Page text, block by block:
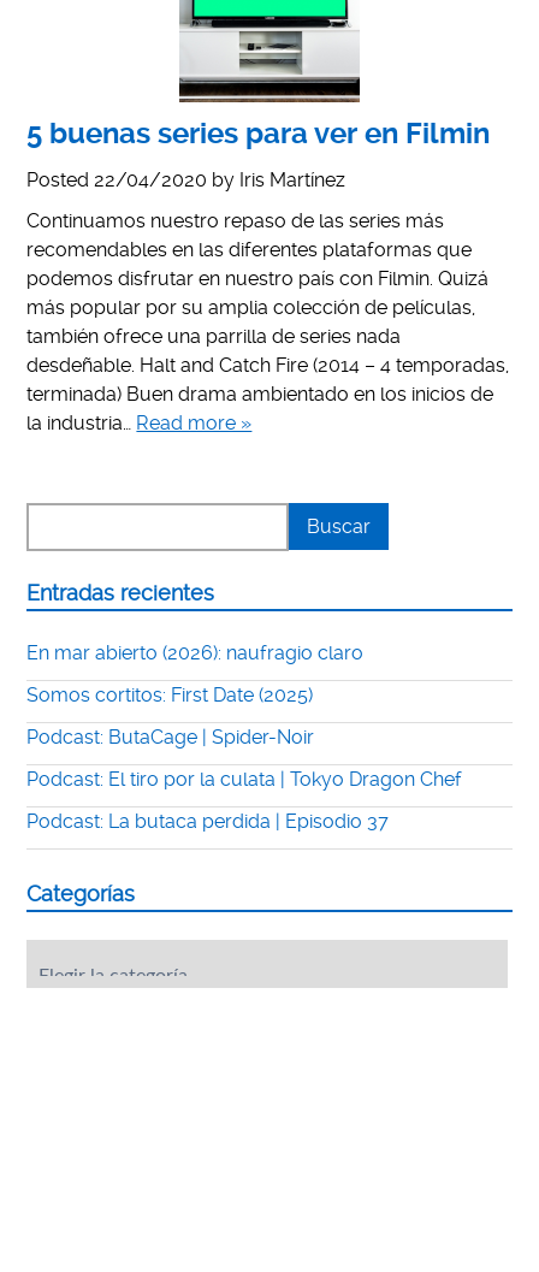
5 buenas series para ver en Filmin
Posted 22/04/2020 by Iris Martínez
Continuamos nuestro repaso de las series más
recomendables en las diferentes plataformas que
podemos disfrutar en nuestro país con Filmin. Quizá
más popular por su amplia colección de películas,
también ofrece una parrilla de series nada
desdeñable. Halt and Catch Fire (2014 – 4 temporadas,
terminada) Buen drama ambientado en los inicios de
la industria… Read more »
Entradas recientes
En mar abierto (2026): naufragio claro
Somos cortitos: First Date (2025)
Podcast: ButaCage | Spider-Noir
Podcast: El tiro por la culata | Tokyo Dragon Chef
Podcast: La butaca perdida | Episodio 37
Categorías